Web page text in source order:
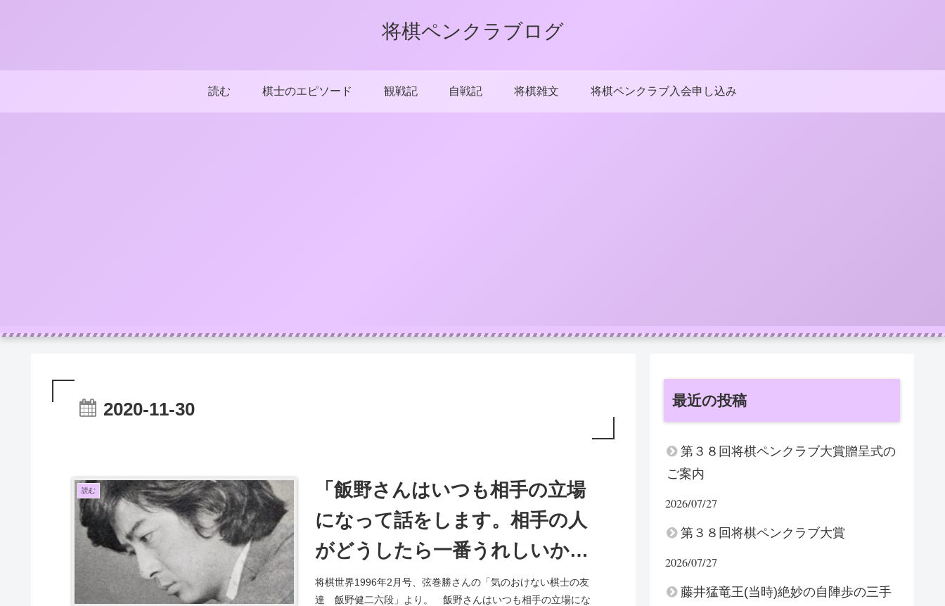
将棋ペンクラブログ
読む 棋士のエピソード 観戦記 自戦記 将棋雑文 将棋ペンクラブ入会申し込み
2020-11-30
読む
「飯野さんはいつも相手の立場
になって話をします。相手の人
がどうしたら一番うれしいかと
考えます」
将棋世界1996年2月号、弦巻勝さんの「気のおけない棋士の友
達 飯野健二六段」より。 飯野さんはいつも相手の立場にな
最近の投稿
第３８回将棋ペンクラブ大賞贈呈式の
ご案内
2026/07/27
第３８回将棋ペンクラブ大賞
2026/07/27
藤井猛竜王(当時)絶妙の自陣歩の三手